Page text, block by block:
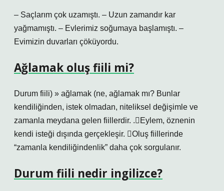
– Saçlarım çok uzamıştı. – Uzun zamandır kar
yağmamıştı. – Evlerimiz soğumaya başlamıştı. –
Evimizin duvarları çöküyordu.
Ağlamak oluş fiili mi?
Durum fiili) » ağlamak (ne, ağlamak mı? Bunlar
kendiliğinden, istek olmadan, niteliksel değişimle ve
zamanla meydana gelen fiillerdir. .Eylem, öznenin
kendi isteği dışında gerçekleşir. Oluş fiillerinde
“zamanla kendiliğindenlik” daha çok sorgulanır.
Durum fiili nedir ingilizce?